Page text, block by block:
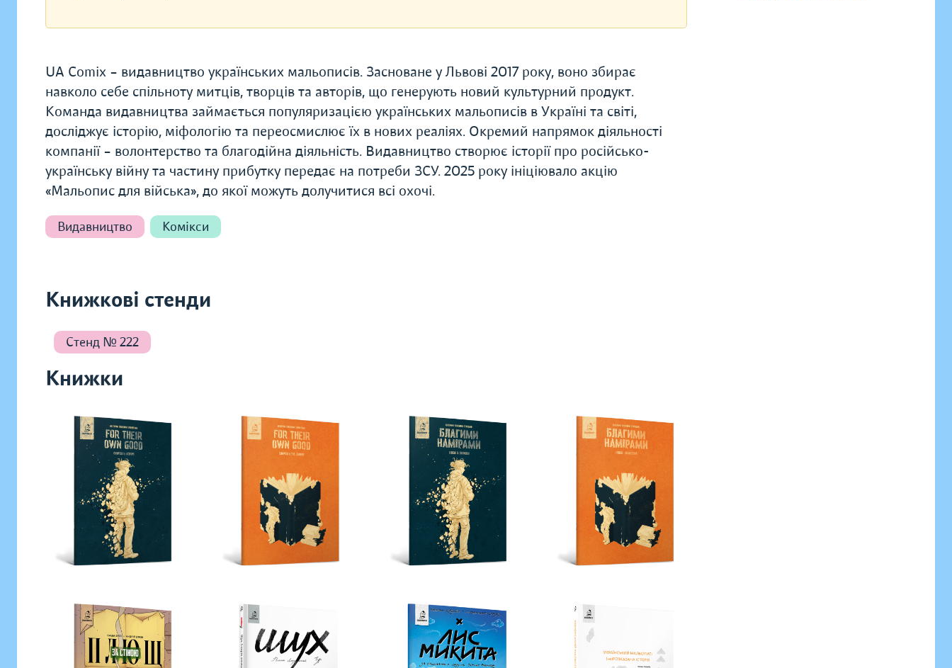
UA Comix – видавництво українських мальописів. Засноване у Львові 2017 року, воно збирає
навколо себе спільноту митців, творців та авторів, що генерують новий культурний продукт.
Команда видавництва займається популяризацією українських мальописів в Україні та світі,
досліджує історію, міфологію та переосмислює їх в нових реаліях. Окремий напрямок діяльності
компанії – волонтерство та благодійна діяльність. Видавництво створює історії про російсько-
українську війну та частину прибутку передає на потреби ЗСУ. 2025 року ініціювало акцію
«Мальопис для війська», до якої можуть долучитися всі охочі.
Видавництво Комікси
Книжкові стенди
Стенд № 222
Книжки